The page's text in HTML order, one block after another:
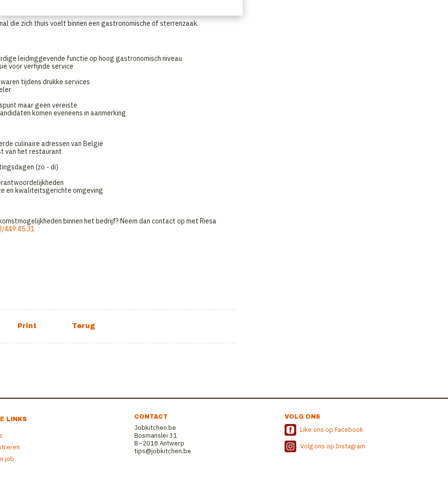
die zich thuis voelt binnen een gastronomische of sterrenzaak.
leidinggevende functie op hoog gastronomisch niveau
voor verfijnde service
tijdens drukke services
maar geen vereiste
komen eveneens in aanmerking
culinaire adressen van België
van het restaurant
(zo - di)
en kwaliteitsgerichte omgeving
binnen het bedrijf? Neem dan contact op met Riesa
449.45.31
LINKS
job
CONTACT
Jobkitchen.be
Bosmanslei 31
B–2018 Antwerp
tips@jobkitchen.be
VOLG ONS
Like ons op Facebook
Volg ons op Instagram